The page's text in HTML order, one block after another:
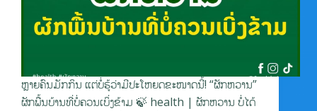
ຫຼາຍຄົນມັກກິນ ແຕ່ບໍ່ຮູ້ວ່າມີປະໂຫຍດຂະໜາດນີ້! “ຜັກຫວານ”
ຜັກພື້ນບ້ານທີ່ບໍ່ຄວນເບິ່ງຂ້າມ 🍃 health | ຜັກຫວານ ບໍ່ໄດ້